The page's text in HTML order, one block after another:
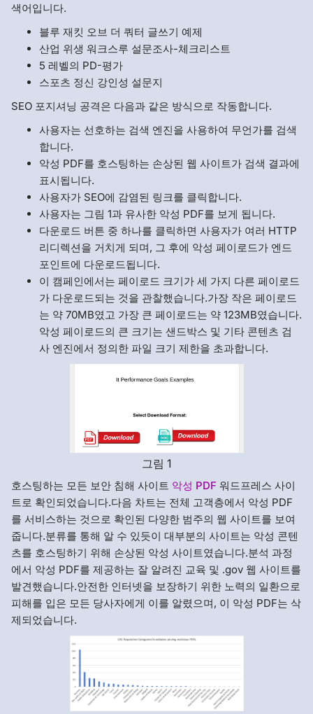
색어입니다.
블루 재킷 오브 더 쿼터 글쓰기 예제
산업 위생 워크스루 설문조사-체크리스트
5 레벨의 PD-평가
스포츠 정신 강인성 설문지
SEO 포지셔닝 공격은 다음과 같은 방식으로 작동합니다.
사용자는 선호하는 검색 엔진을 사용하여 무언가를 검색
합니다.
악성 PDF를 호스팅하는 손상된 웹 사이트가 검색 결과에
표시됩니다.
사용자가 SEO에 감염된 링크를 클릭합니다.
사용자는 그림 1과 유사한 악성 PDF를 보게 됩니다.
다운로드 버튼 중 하나를 클릭하면 사용자가 여러 HTTP
리디렉션을 거치게 되며, 그 후에 악성 페이로드가 엔드
포인트에 다운로드됩니다.
이 캠페인에서는 페이로드 크기가 세 가지 다른 페이로드
가 다운로드되는 것을 관찰했습니다.가장 작은 페이로드
는 약 70MB였고 가장 큰 페이로드는 약 123MB였습니다.
악성 페이로드의 큰 크기는 샌드박스 및 기타 콘텐츠 검
사 엔진에서 정의한 파일 크기 제한을 초과합니다.
그림 1
호스팅하는 모든 보안 침해 사이트 악성 PDF 워드프레스 사이
트로 확인되었습니다.다음 차트는 전체 고객층에서 악성 PDF
를 서비스하는 것으로 확인된 다양한 범주의 웹 사이트를 보여
줍니다.분류를 통해 알 수 있듯이 대부분의 사이트는 악성 콘텐
츠를 호스팅하기 위해 손상된 악성 사이트였습니다.분석 과정
에서 악성 PDF를 제공하는 잘 알려진 교육 및 .gov 웹 사이트를
발견했습니다.안전한 인터넷을 보장하기 위한 노력의 일환으로
피해를 입은 모든 당사자에게 이를 알렸으며, 이 악성 PDF는 삭
제되었습니다.